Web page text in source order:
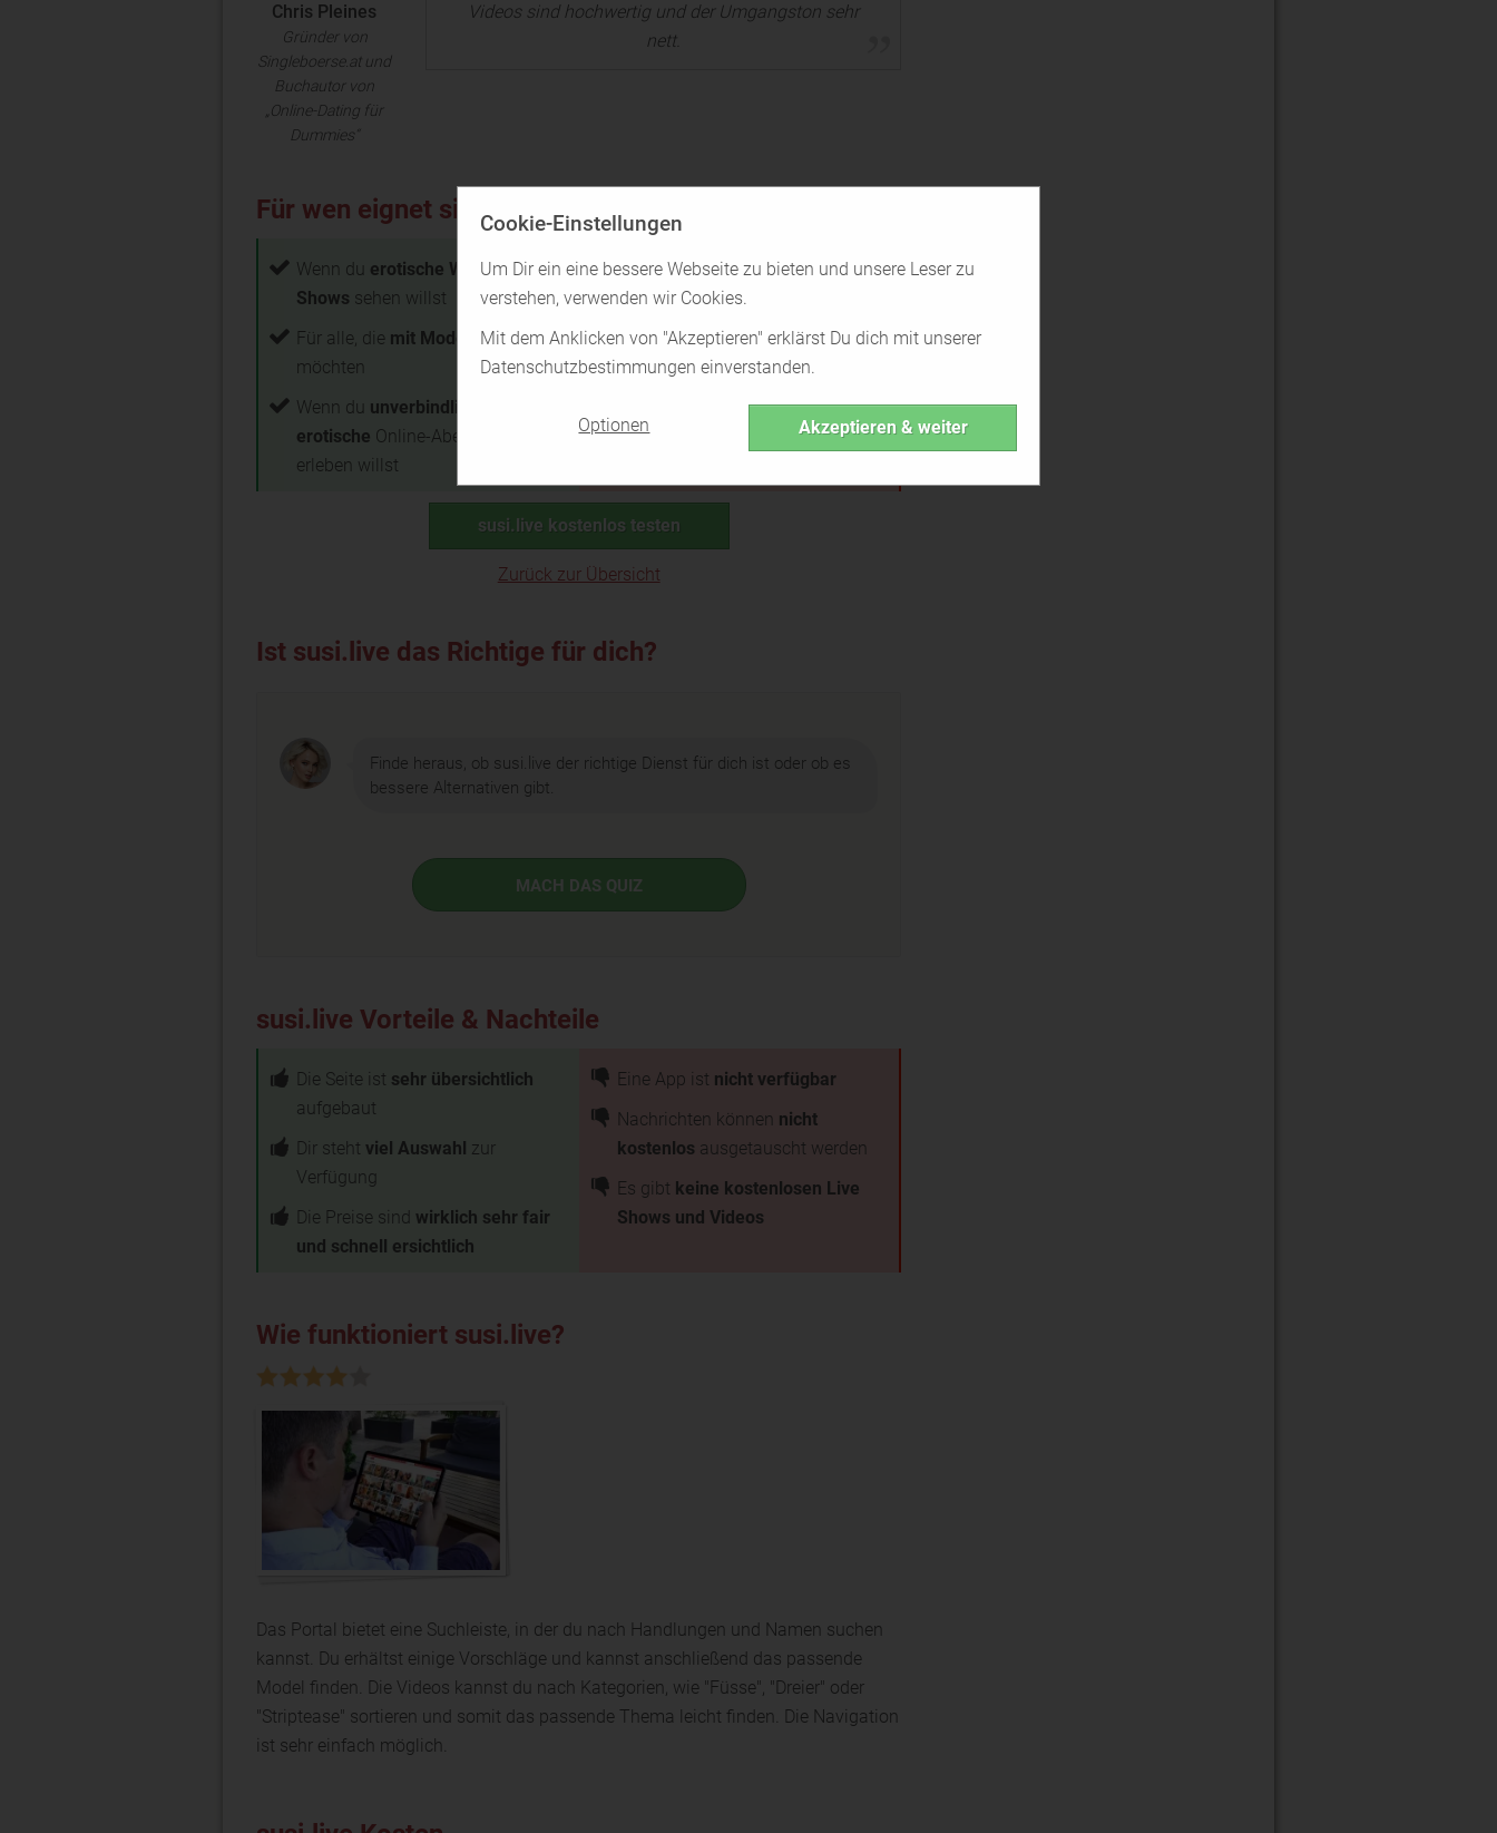
Cookie-Einstellungen
Um Dir ein eine bessere Webseite zu bieten und unsere Leser zu
verstehen, verwenden wir Cookies.
Mit dem Anklicken von "Akzeptieren" erklärst Du dich mit unserer
Datenschutzbestimmungen einverstanden.
Optionen Akzeptieren & weiter
Chris Pleines
Gründer von
Singleboerse.at und
Buchautor von
„Online-Dating für
Dummies“
Videos sind hochwertig und der Umgangston sehr
nett.
Für wen eignet sich susi.live und für wen nicht?
Wenn du erotische Webcam
Shows sehen willst
Für alle, die mit Models chatten
möchten
Wenn du unverbindliche,
erotische Online-Abenteuer
erleben willst
Für alle, die nacherotischen
Abenteuernim wahren Leben
suchen
Wenn dueine romantische
Für alle, die
kostenlos chatten
susi.live kostenlos testen
Zurück zur Übersicht
Ist susi.live das Richtige für dich?
Finde heraus, ob susi.live der richtige Dienst für dich ist oder ob es
bessere Alternativen gibt.
MACH DAS QUIZ
susi.live Vorteile & Nachteile
Die Seite ist sehr übersichtlich
aufgebaut
Dir steht viel Auswahl zur
Verfügung
Die Preise sind wirklich sehr fair
und schnell ersichtlich
Eine App ist nicht verfügbar
Nachrichten können nicht
kostenlos ausgetauscht werden
Es gibt keine kostenlosen Live
Shows und Videos
Wie funktioniert susi.live?
Das Portal bietet eine Suchleiste, in der du nach Handlungen und Namen suchen
kannst. Du erhältst einige Vorschläge und kannst anschließend das passende
Model finden. Die Videos kannst du nach Kategorien, wie "Füsse", "Dreier" oder
"Striptease" sortieren und somit das passende Thema leicht finden. Die Navigation
ist sehr einfach möglich.